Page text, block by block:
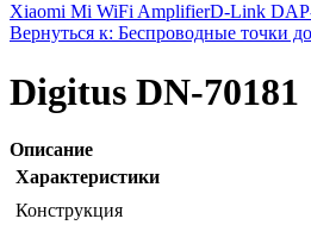
Xiaomi Mi WiFi AmplifierD-Link
Вернуться к: Беспроводные точки
Digitus DN-70181
Описание
Характеристики
Конструкция